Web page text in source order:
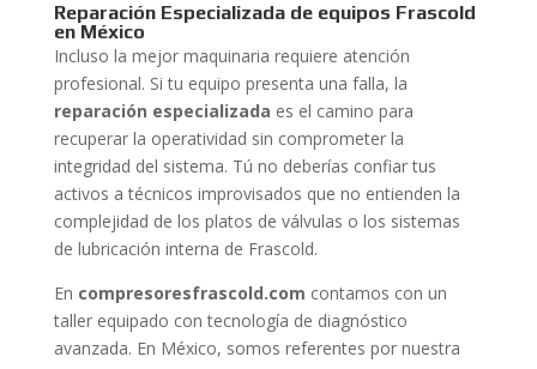
Reparación Especializada de equipos Frascold
en México
Incluso la mejor maquinaria requiere atención
profesional. Si tu equipo presenta una falla, la
reparación especializada es el camino para
recuperar la operatividad sin comprometer la
integridad del sistema. Tú no deberías confiar tus
activos a técnicos improvisados que no entienden la
complejidad de los platos de válvulas o los sistemas
de lubricación interna de Frascold.
En compresoresfrascold.com contamos con un
taller equipado con tecnología de diagnóstico
avanzada. En México, somos referentes por nuestra